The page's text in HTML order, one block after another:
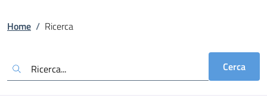
Home / Ricerca
Cerca